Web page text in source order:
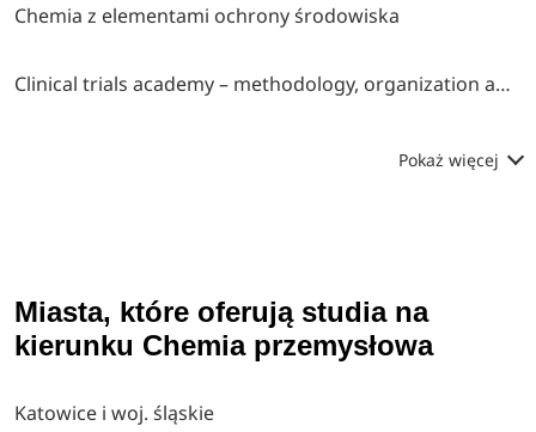
Chemia z elementami ochrony środowiska
Clinical trials academy – methodology, organization and monitoring
Pokaż więcej
Miasta, które oferują studia na
kierunku Chemia przemysłowa
Katowice i woj. śląskie